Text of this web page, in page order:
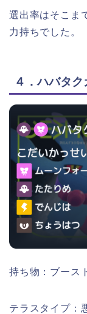
選出率はそこま
力持ちでした。
４．ハバタク
持ち物：ブース
テラスタイプ：